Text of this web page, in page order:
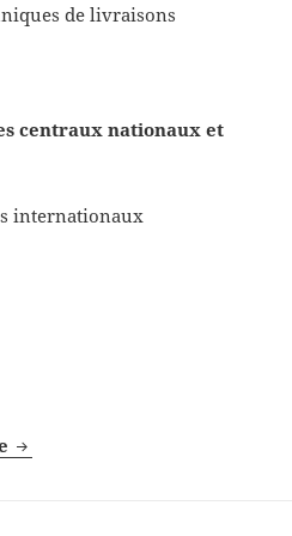
de livraisons
centraux nationaux et
internationaux
Formation finance: Circuits